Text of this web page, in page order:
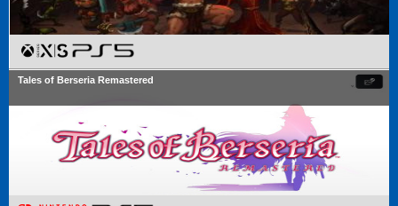
Tales of Berseria Remastered